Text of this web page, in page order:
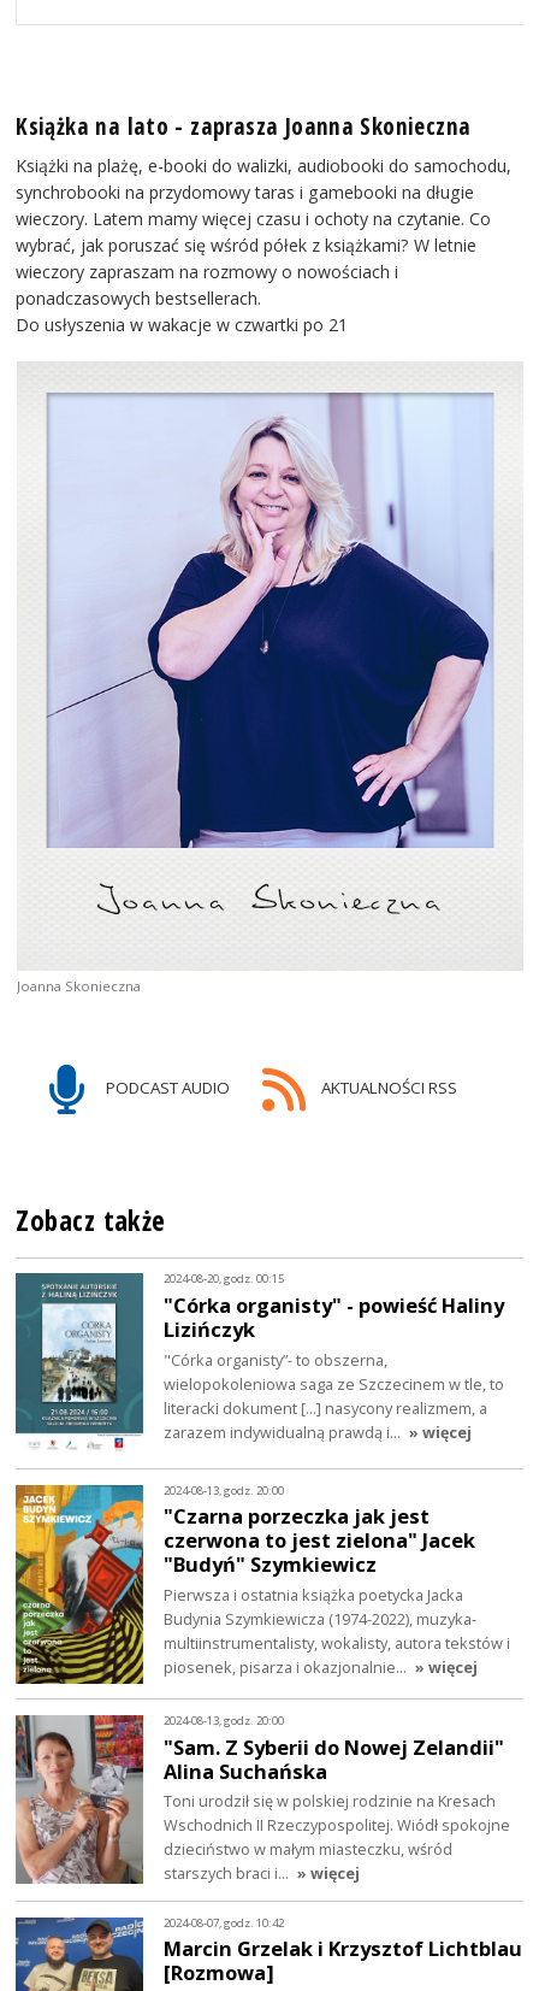
Książka na lato - zaprasza Joanna Skonieczna
Książki na plażę, e-booki do walizki, audiobooki do samochodu,
synchrobooki na przydomowy taras i gamebooki na długie
wieczory. Latem mamy więcej czasu i ochoty na czytanie. Co
wybrać, jak poruszać się wśród półek z książkami? W letnie
wieczory zapraszam na rozmowy o nowościach i
ponadczasowych bestsellerach.
Do usłyszenia w wakacje w czwartki po 21
Joanna Skonieczna
PODCAST AUDIO AKTUALNOŚCI RSS
Zobacz także
2024-08-20, godz. 00:15
"Córka organisty" - powieść Haliny
Lizińczyk
"Córka organisty”- to obszerna,
wielopokoleniowa saga ze Szczecinem w tle, to
literacki dokument [...] nasycony realizmem, a
zarazem indywidualną prawdą i… » więcej
2024-08-13, godz. 20:00
"Czarna porzeczka jak jest
czerwona to jest zielona" Jacek
"Budyń" Szymkiewicz
Pierwsza i ostatnia książka poetycka Jacka
Budynia Szymkiewicza (1974-2022), muzyka-
multiinstrumentalisty, wokalisty, autora tekstów i
piosenek, pisarza i okazjonalnie… » więcej
2024-08-13, godz. 20:00
"Sam. Z Syberii do Nowej Zelandii"
Alina Suchańska
Toni urodził się w polskiej rodzinie na Kresach
Wschodnich II Rzeczypospolitej. Wiódł spokojne
dzieciństwo w małym miasteczku, wśród
starszych braci i… » więcej
2024-08-07, godz. 10:42
Marcin Grzelak i Krzysztof Lichtblau
[Rozmowa]